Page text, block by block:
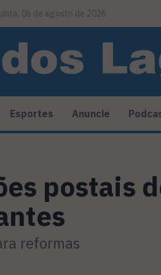
06 de agosto de 2026
Esportes Anuncie
postais
reformas